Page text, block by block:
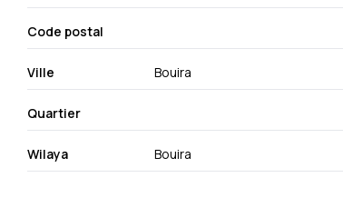
Code postal
Ville Bouira
Quartier
Wilaya Bouira